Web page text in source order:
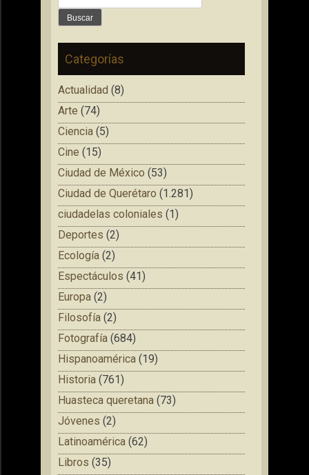
Categorías
Actualidad (8)
Arte (74)
Ciencia (5)
Cine (15)
Ciudad de México (53)
Ciudad de Querétaro (1.281)
ciudadelas coloniales (1)
Deportes (2)
Ecología (2)
Espectáculos (41)
Europa (2)
Filosofía (2)
Fotografía (684)
Hispanoamérica (19)
Historia (761)
Huasteca queretana (73)
Jóvenes (2)
Latinoamérica (62)
Libros (35)